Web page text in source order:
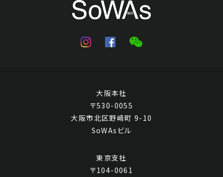
大阪本社
〒530-0055
大阪市北区野崎町 9-10
SoWAsビル
東京支社
〒104-0061